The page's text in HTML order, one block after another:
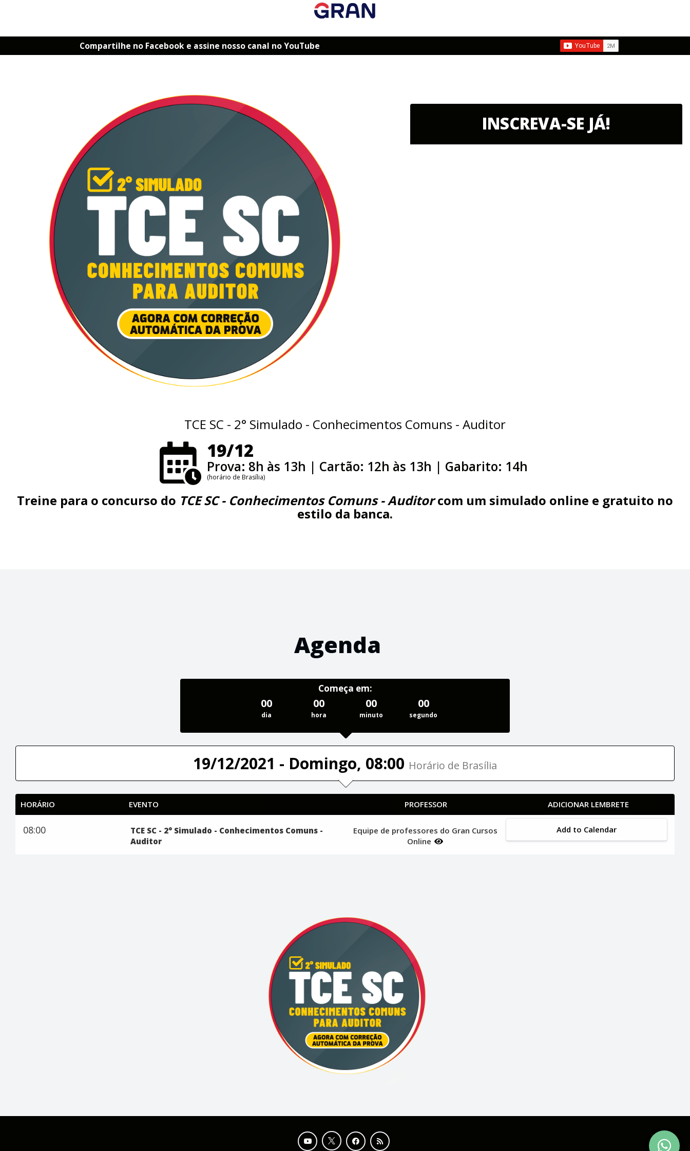
Compartilhe no Facebook e assine nosso canal no YouTube
INSCREVA-SE JÁ!
TCE SC - 2° Simulado - Conhecimentos Comuns - Auditor
19/12
Prova: 8h às 13h | Cartão: 12h às 13h | Gabarito: 14h
(horário de Brasília)
Treine para o concurso do TCE SC - Conhecimentos Comuns - Auditorcom um simulado online e gratuito no
estilo da banca.
Agenda
Começa em:
00
dia
00
hora
00
minuto
00
segundo
19/12/2021 - Domingo, 08:00 Horário de Brasília
HORÁRIO EVENTO PROFESSOR ADICIONAR LEMBRETE
08:00
TCE SC - 2° Simulado - Conhecimentos Comuns -
Auditor
Equipe de professores do Gran Cursos
Online
Add to Calendar